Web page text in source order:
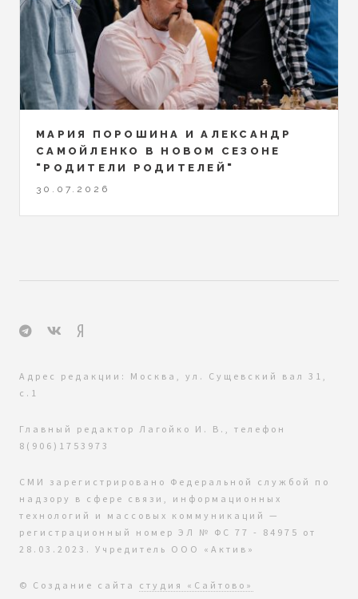
МАРИЯ ПОРОШИНА И АЛЕКСАНДР
САМОЙЛЕНКО В НОВОМ СЕЗОНЕ
"РОДИТЕЛИ РОДИТЕЛЕЙ"
30.07.2026
Адрес редакции: Москва, ул. Сущевский вал 31,
с.1
Главный редактор Лагойко И. В., телефон
8(906)1753973
СМИ зарегистрировано Федеральной службой по
надзору в сфере связи, информационных
технологий и массовых коммуникаций —
регистрационный номер ЭЛ № ФС 77 - 84975 от
28.03.2023. Учредитель ООО «Актив»
© Создание сайта студия «Сайтово»